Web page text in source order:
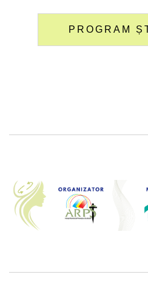
PROGRAM